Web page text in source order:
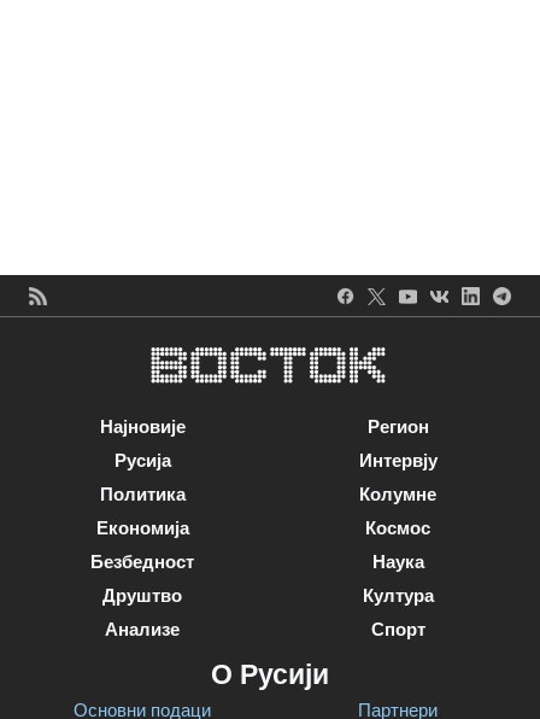
Најновије
Русија
Политика
Економија
Безбедност
Друштво
Анализе
Регион
Интервју
Колумне
Космос
Наука
Култура
Спорт
О Русији
Основни подаци Партнери